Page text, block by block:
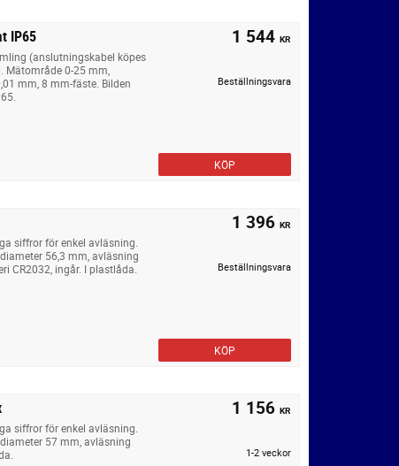
IP65
(anslutningskabel köpes
0-25 mm,
mm, 8 mm-fäste. Bilden
1 544 KR
Beställningsvara
KÖP
siffror för enkel avläsning.
56,3 mm, avläsning
CR2032, ingår. I plastlåda.
1 396 KR
Beställningsvara
KÖP
siffror för enkel avläsning.
57 mm, avläsning
1 156 KR
1-2 veckor